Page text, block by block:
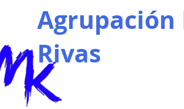
Agrupación
Rivas